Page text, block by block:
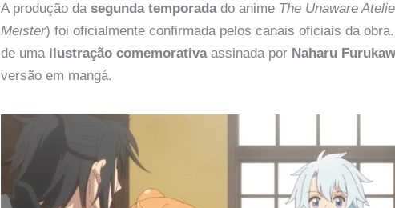
A produção da segunda temporadado anime The Unaware
Meister) foi oficialmente confirmada pelos canais oficiais da
de uma ilustração comemorativaassinada por Naharu
versão em mangá.